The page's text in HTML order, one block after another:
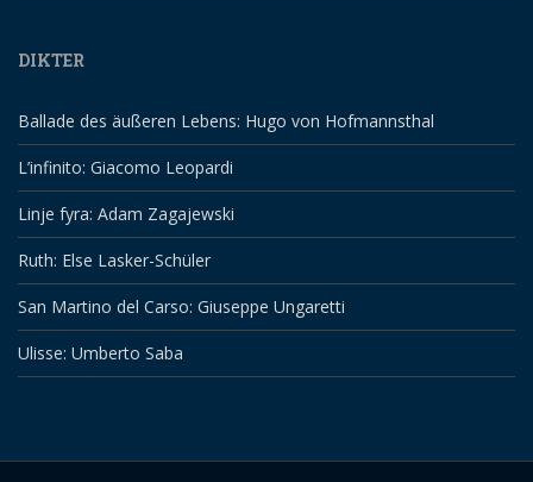
DIKTER
Ballade des äußeren Lebens: Hugo von Hofmannsthal
L’infinito: Giacomo Leopardi
Linje fyra: Adam Zagajewski
Ruth: Else Lasker-Schüler
San Martino del Carso: Giuseppe Ungaretti
Ulisse: Umberto Saba